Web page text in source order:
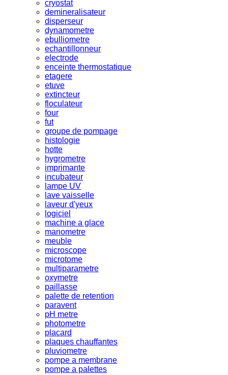
cryostat
demineralisateur
disperseur
dynamometre
ebulliometre
echantillonneur
electrode
enceinte thermostatique
etagere
etuve
extincteur
floculateur
four
fut
groupe de pompage
histologie
hotte
hygrometre
imprimante
incubateur
lampe UV
lave vaisselle
laveur d'yeux
logiciel
machine a glace
manometre
meuble
microscope
microtome
multiparametre
oxymetre
paillasse
palette de retention
paravent
pH metre
photometre
placard
plaques chauffantes
pluviometre
pompe a membrane
pompe a palettes